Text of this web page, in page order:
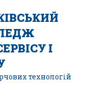
І
технологій